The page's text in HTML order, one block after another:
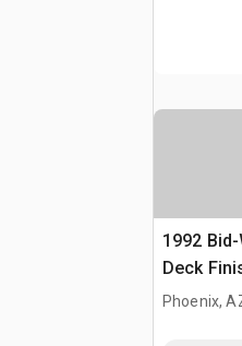
1992
Deck
Phoenix,